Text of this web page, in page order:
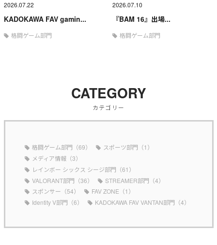
2026.07.22
KADOKAWA FAV gamin...
格闘ゲーム部門
2026.07.10
『BAM 16』出場...
格闘ゲーム部門
CATEGORY
カテゴリー
格闘ゲーム部門（69）
スポーツ部門（1）
メディア情報（3）
レインボー シックス シージ部門（61）
VALORANT部門（36）
STREAMER部門（4）
スポンサー（54）
FAV ZONE（1）
Identity V部門（6）
KADOKAWA FAV VANTAN部門（4）